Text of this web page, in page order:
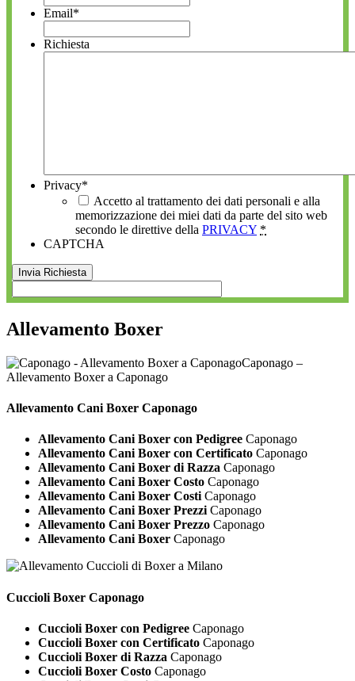
Email*
Richiesta
Privacy*
Accetto al trattamento dei dati personali e alla
memorizzazione dei miei dati da parte del sito web
secondo le direttive della PRIVACY *
CAPTCHA
Allevamento Boxer
Caponago –
Allevamento Boxer a Caponago
Allevamento Cani Boxer Caponago
Allevamento Cani Boxer con Pedigree Caponago
Allevamento Cani Boxer con Certificato Caponago
Allevamento Cani Boxer di Razza Caponago
Allevamento Cani Boxer Costo Caponago
Allevamento Cani Boxer Costi Caponago
Allevamento Cani Boxer Prezzi Caponago
Allevamento Cani Boxer Prezzo Caponago
Allevamento Cani Boxer Caponago
Cuccioli Boxer Caponago
Cuccioli Boxer con Pedigree Caponago
Cuccioli Boxer con Certificato Caponago
Cuccioli Boxer di Razza Caponago
Cuccioli Boxer Costo Caponago